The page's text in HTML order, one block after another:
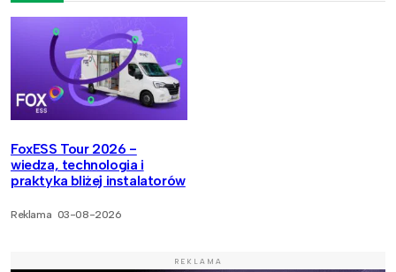
FoxESS Tour 2026 -
wiedza, technologia i
praktyka bliżej instalatorów
Reklama 03-08-2026
REKLAMA